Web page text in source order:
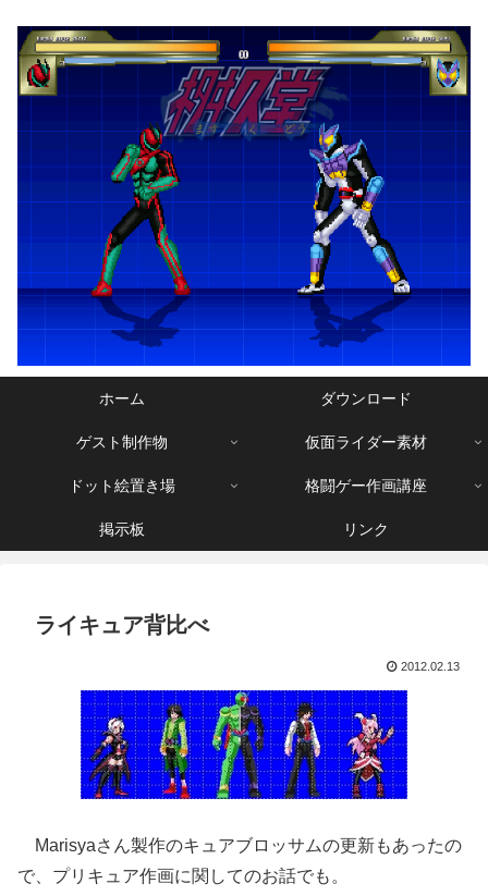
ホーム ダウンロード
ゲスト制作物 仮面ライダー素材
ドット絵置き場 格闘ゲー作画講座
掲示板 リンク
ライキュア背比べ
2012.02.13
Marisyaさん製作のキュアブロッサムの更新もあったの
で、プリキュア作画に関してのお話でも。